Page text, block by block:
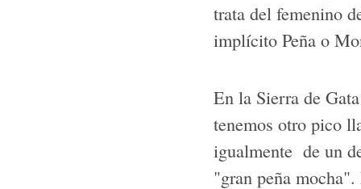
trata del femenino
implícito Peña o
En la Sierra de
tenemos otro pico
igualmente de un
"gran peña